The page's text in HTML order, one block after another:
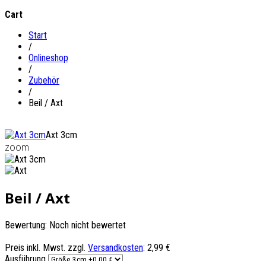
Cart
Start
/
Onlineshop
/
Zubehör
/
Beil / Axt
Axt 3cm
zoom
Beil / Axt
Bewertung: Noch nicht bewertet
Preis inkl. Mwst. zzgl. Versandkosten: 2,99 €